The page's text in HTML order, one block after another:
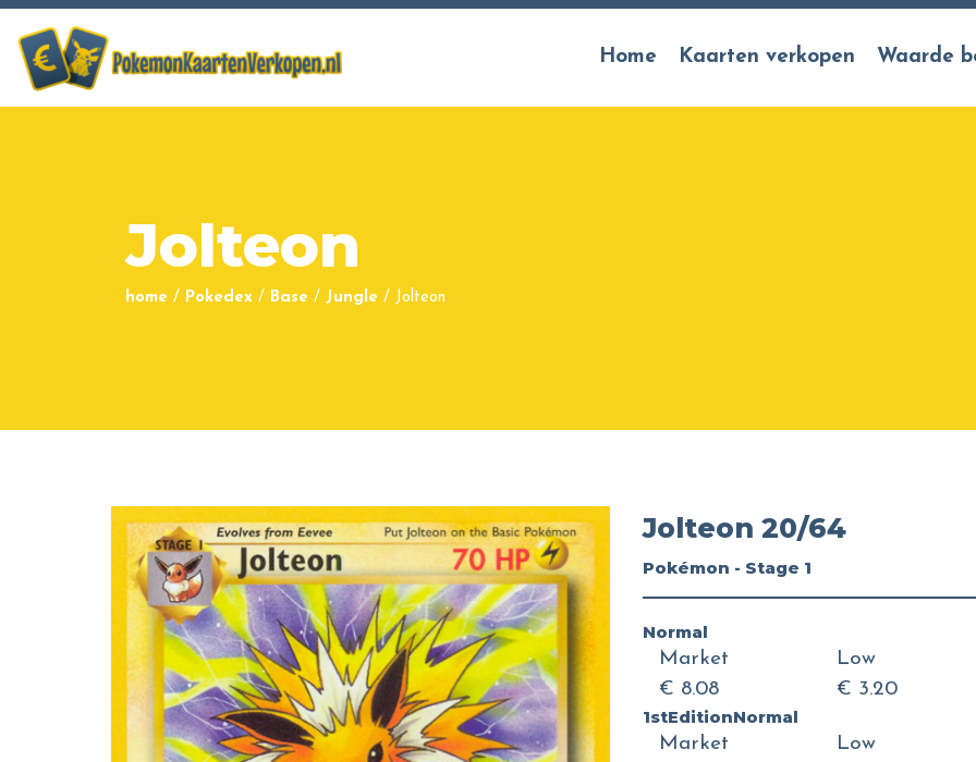
Home Kaarten verkopen Waarde
Jolteon
home / Pokedex / Base / Jungle / Jolteon
Jolteon 20/64
Pokémon - Stage 1
Normal
Market
€ 8.08
Low
€ 3.20
1stEditionNormal
Market
Low